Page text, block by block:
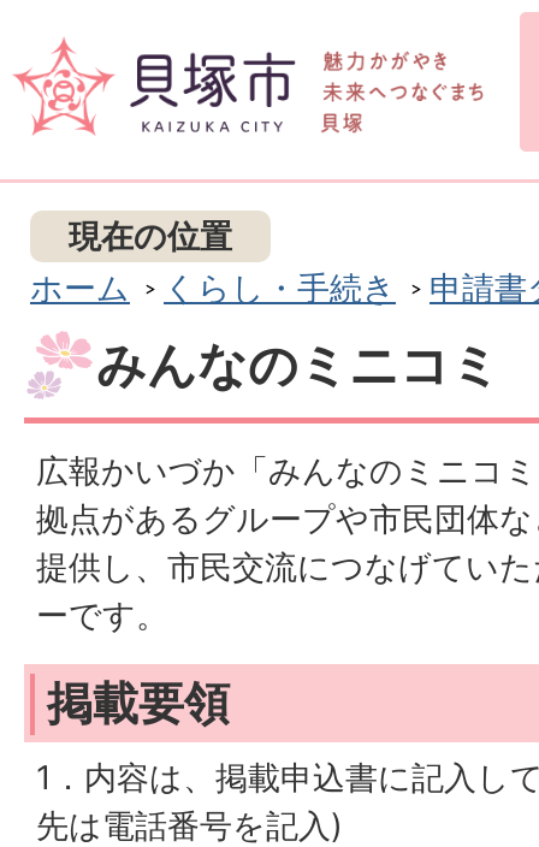
現在の位置
ホーム
くらし・手続き 申請書
みんなのミニコミ
広報かいづか「みんなのミニコ
拠点があるグループや市民団体
提供し、市民交流につなげてい
ーです。
掲載要領
1．内容は、掲載申込書に記入し
先は電話番号を記入)